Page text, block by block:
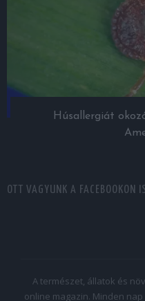
Húsallergiát
OTT VAGYUNK A FACEBOOKON
A természet, állatok és
online magazin. Minden